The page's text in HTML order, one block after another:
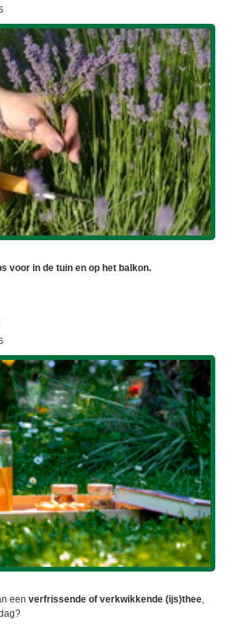
voor in de tuin en op het balkon.
een verfrissende of verkwikkende (ijs)thee,